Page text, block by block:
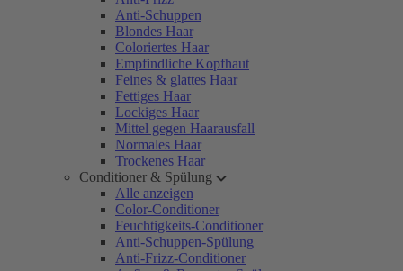
Anti-Schuppen
Blondes Haar
Coloriertes Haar
Empfindliche Kopfhaut
Feines & glattes Haar
Fettiges Haar
Lockiges Haar
Mittel gegen Haarausfall
Normales Haar
Trockenes Haar
Conditioner & Spülung
Alle anzeigen
Color-Conditioner
Feuchtigkeits-Conditioner
Anti-Schuppen-Spülung
Anti-Frizz-Conditioner